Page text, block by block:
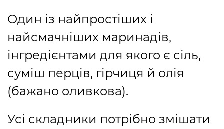
Один із найпростіших і
найсмачніших маринадів,
інгредієнтами для якого є сіль,
суміш перців, гірчиця й олія
(бажано оливкова).
Усі складники потрібно змішати